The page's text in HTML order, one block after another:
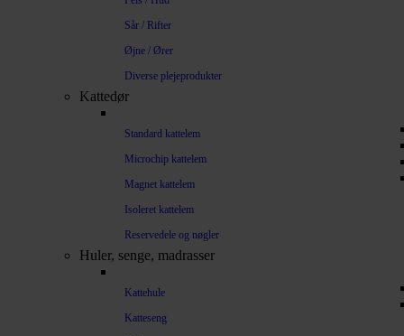
Sår / Rifter
Øjne / Ører
Diverse plejeprodukter
Kattedør
Standard kattelem
Microchip kattelem
Magnet kattelem
Isoleret kattelem
Reservedele og nøgler
Huler, senge, madrasser
Kattehule
Katteseng